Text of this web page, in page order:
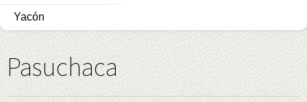
Yacón
Pasuchaca